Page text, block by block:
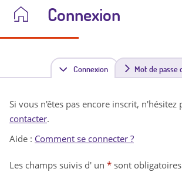
Connexion
Connexion(
n
Mot de passe
Si vous n'êtes pas encore inscrit, n'hésitez
contacter.
Aide : Comment se connecter ?
Les champs suivis d' un * sont